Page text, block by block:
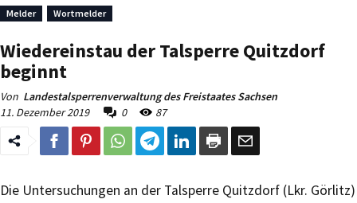
Melder Wortmelder
Wiedereinstau der Talsperre Quitzdorf
beginnt
Von Landestalsperrenverwaltung des Freistaates Sachsen
11. Dezember 2019
0 87
Die Untersuchungen an der Talsperre Quitzdorf (Lkr. Görlitz)